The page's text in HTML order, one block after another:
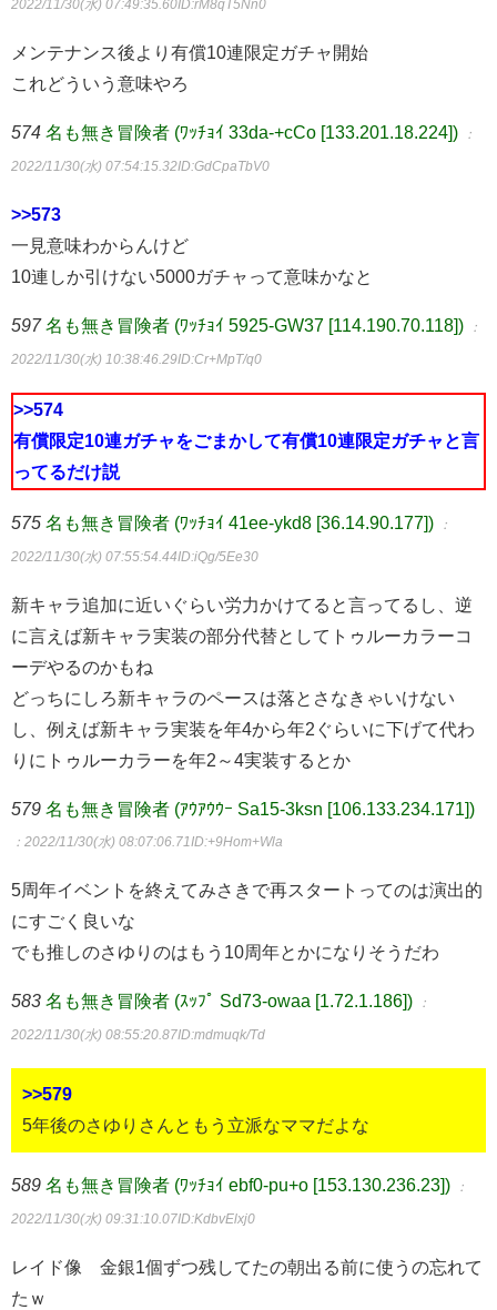
2022/11/30(水) 07:49:35.60ID:rM8qT5Nn0
メンテナンス後より有償10連限定ガチャ開始
これどういう意味やろ
574 名も無き冒険者 (ﾜｯﾁｮｲ 33da-+cCo [133.201.18.224]) ：
2022/11/30(水) 07:54:15.32ID:GdCpaTbV0
>>573
一見意味わからんけど
10連しか引けない5000ガチャって意味かなと
597 名も無き冒険者 (ﾜｯﾁｮｲ 5925-GW37 [114.190.70.118]) ：
2022/11/30(水) 10:38:46.29ID:Cr+MpT/q0
>>574
有償限定10連ガチャをごまかして有償10連限定ガチャと言
ってるだけ説
575 名も無き冒険者 (ﾜｯﾁｮｲ 41ee-ykd8 [36.14.90.177]) ：
2022/11/30(水) 07:55:54.44ID:iQg/5Ee30
新キャラ追加に近いぐらい労力かけてると言ってるし、逆
に言えば新キャラ実装の部分代替としてトゥルーカラーコ
ーデやるのかもね
どっちにしろ新キャラのペースは落とさなきゃいけない
し、例えば新キャラ実装を年4から年2ぐらいに下げて代わ
りにトゥルーカラーを年2～4実装するとか
579 名も無き冒険者 (ｱｳｱｳｳｰ Sa15-3ksn [106.133.234.171])
：2022/11/30(水) 08:07:06.71ID:+9Hom+Wla
5周年イベントを終えてみさきで再スタートってのは演出的
にすごく良いな
でも推しのさゆりのはもう10周年とかになりそうだわ
583 名も無き冒険者 (ｽｯﾌﾟ Sd73-owaa [1.72.1.186]) ：
2022/11/30(水) 08:55:20.87ID:mdmuqk/Td
>>579
5年後のさゆりさんともう立派なママだよな
589 名も無き冒険者 (ﾜｯﾁｮｲ ebf0-pu+o [153.130.236.23]) ：
2022/11/30(水) 09:31:10.07ID:KdbvElxj0
レイド像 金銀1個ずつ残してたの朝出る前に使うの忘れて
たｗ